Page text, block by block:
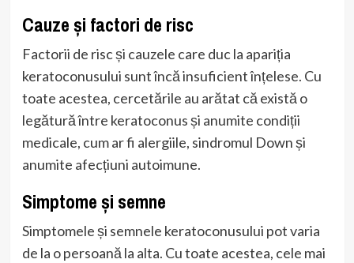
Cauze și factori de risc
Factorii de risc și cauzele care duc la apariția
keratoconusului sunt încă insuficient înțelese. Cu
toate acestea, cercetările au arătat că există o
legătură între keratoconus și anumite condiții
medicale, cum ar fi alergiile, sindromul Down și
anumite afecțiuni autoimune.
Simptome și semne
Simptomele și semnele keratoconusului pot varia
de la o persoană la alta. Cu toate acestea, cele mai